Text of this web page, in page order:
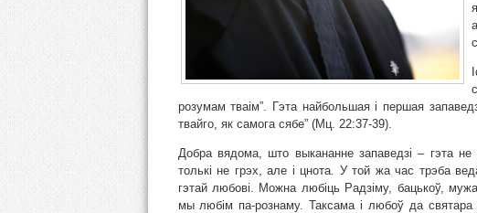
розумам тваім”. Гэта найбольшая і першая
твайго, як самога сябе” (Мц. 22:37-39).
Добра вядома, што выкананне запаведзі – гэта
толькі не грэх, але і цнота. У той жа час трэба
гэтай любові. Можна любіць Радзіму, бацькоў,
мы любім па-рознаму. Таксама і любоў да святара